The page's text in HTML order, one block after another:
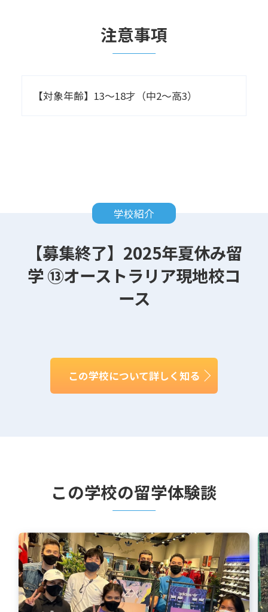
注意事項
【対象年齢】13～18才（中2～高3）
学校紹介
【募集終了】2025年夏休み留
学 ⑬オーストラリア現地校コ
ース
この学校について詳しく知る
この学校の留学体験談